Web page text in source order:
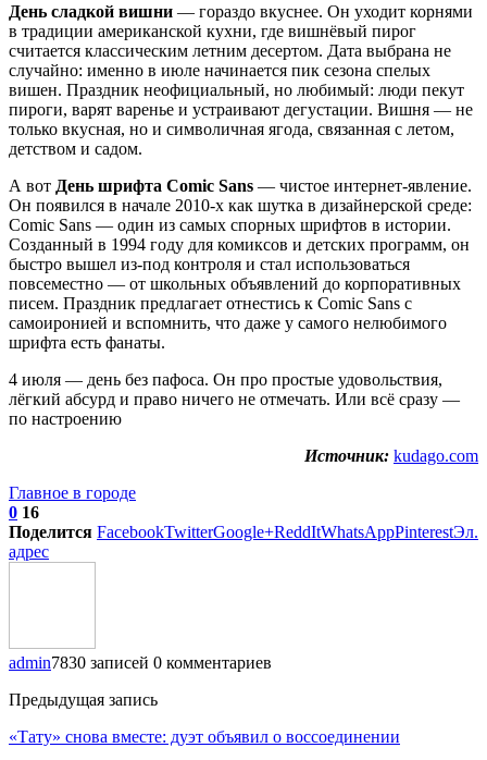
День сладкой вишни — гораздо вкуснее. Он уходит корнями
в традиции американской кухни, где вишнёвый пирог
считается классическим летним десертом. Дата выбрана не
случайно: именно в июле начинается пик сезона спелых
вишен. Праздник неофициальный, но любимый: люди пекут
пироги, варят варенье и устраивают дегустации. Вишня — не
только вкусная, но и символичная ягода, связанная с летом,
детством и садом.
А вот День шрифта Comic Sans — чистое интернет-явление.
Он появился в начале 2010-х как шутка в дизайнерской среде:
Comic Sans — один из самых спорных шрифтов в истории.
Созданный в 1994 году для комиксов и детских программ, он
быстро вышел из-под контроля и стал использоваться
повсеместно — от школьных объявлений до корпоративных
писем. Праздник предлагает отнестись к Comic Sans с
самоиронией и вспомнить, что даже у самого нелюбимого
шрифта есть фанаты.
4 июля — день без пафоса. Он про простые удовольствия,
лёгкий абсурд и право ничего не отмечать. Или всё сразу —
по настроению
Источник: kudago.com
Главное в городе
0 16
Поделится FacebookTwitterGoogle+ReddItWhatsAppPinterestЭл.
адрес
admin7830 записей 0 комментариев
Предыдущая запись
«Тату» снова вместе: дуэт объявил о воссоединении